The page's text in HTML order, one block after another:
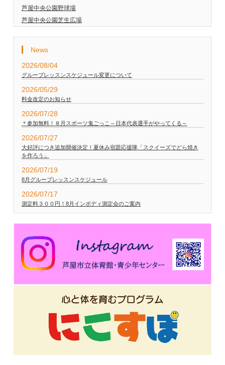
芦屋中央公園野球場
芦屋中央公園芝生広場
News
2026/08/04
グループレッスンスケジュール変更について
2026/05/29
料金改定のお知らせ
2026/07/28
＊参加無料！８月スポーツ鬼ごっこ～日本代表選手がやってくる～
2026/07/27
大好評につき追加開催決定！夏休み宿題応援隊「スクイーズでどら焼き
を作ろう」
2026/07/19
8月グループレッスンスケジュール
2026/07/17
測定料３００円！8月インボディ測定会のご案内